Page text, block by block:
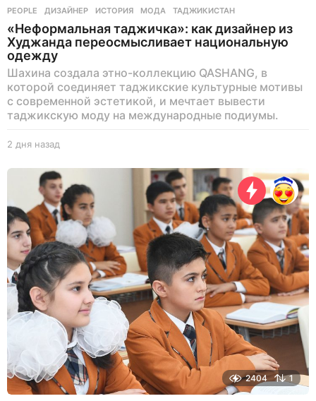
PEOPLE ДИЗАЙНЕР ,ИСТОРИЯ ,МОДА ,ТАДЖИКИСТАН
«Неформальная таджичка»: как дизайнер из
Худжанда переосмысливает национальную
одежду
Шахина создала этно-коллекцию QASHANG, в
которой соединяет таджикские культурные мотивы
с современной эстетикой, и мечтает вывести
таджикскую моду на международные подиумы.
2 дня назад
н
я
н
а
з
а
д
2404 1